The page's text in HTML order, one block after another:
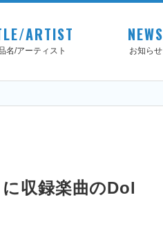
ARTIST
名/アーティスト
NEWS
お知らせ
収録楽曲のDol